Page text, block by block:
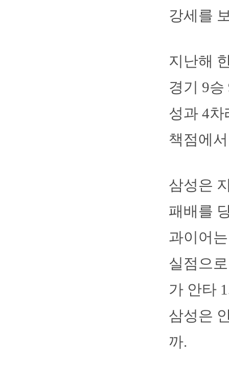
강세를
지난해
경기 9
성과 4차
책점에
삼성은
패배를
과이어
실점으
가 안타
삼성은
까.